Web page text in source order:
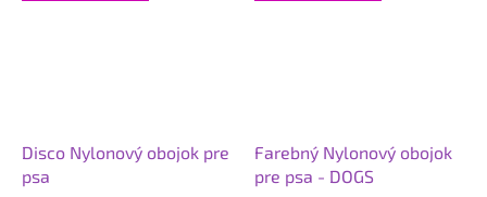
Disco Nylonový obojok pre
psa
Farebný Nylonový obojok
pre psa - DOGS